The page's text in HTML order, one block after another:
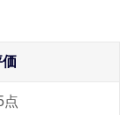
価
点